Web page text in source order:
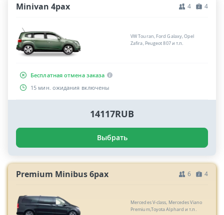
Minivan 4pax 4 4
VW Touran, Ford Galaxy, Opel
Zafira, Peugeot 807 и т.п.
Бесплатная отмена заказа
15 мин. ожидания включены
14117RUB
Выбрать
Premium Minibus 6pax 6 4
Mercedes V-class, Mercedes Viano
Premium,Toyota Alphard и т.п.